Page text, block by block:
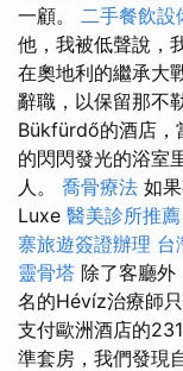
一顧。 二手餐飲設
他，我被低聲說，
在奧地利的繼承大
辭職，以保留那不
Bükfürdő的酒店，
的閃閃發光的浴室
人。 喬骨療法 如
Luxe 醫美診所推薦
寨旅遊簽證辦理 台
靈骨塔 除了客廳外
名的Hévíz治療師
支付歐洲酒店的
準套房，我們發現